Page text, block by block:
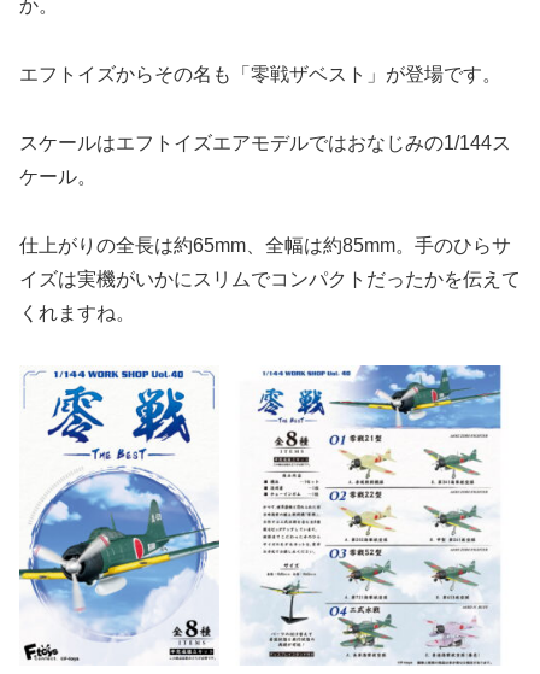
か。
エフトイズからその名も「零戦ザベスト」が登場です。
スケールはエフトイズエアモデルではおなじみの1/144ス
ケール。
仕上がりの全長は約65mm、全幅は約85mm。手のひらサ
イズは実機がいかにスリムでコンパクトだったかを伝えて
くれますね。